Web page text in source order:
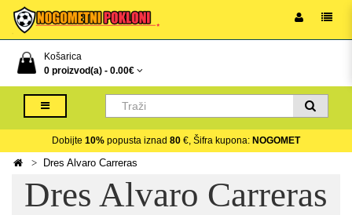
Košarica
0 proizvod(a) - 0.00€
Dobijte 10% popusta iznad 80 €, Šifra kupona: NOGOMET
Dres Alvaro Carreras
Dres Alvaro Carreras